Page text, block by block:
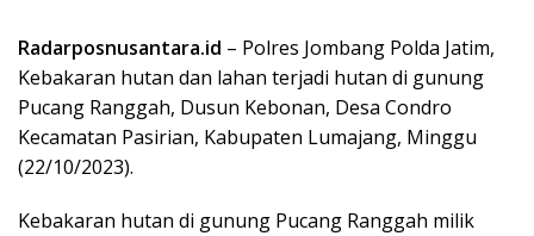
Radarposnusantara.id – Polres Jombang Polda Jatim,
Kebakaran hutan dan lahan terjadi hutan di gunung
Pucang Ranggah, Dusun Kebonan, Desa Condro
Kecamatan Pasirian, Kabupaten Lumajang, Minggu
(22/10/2023).
Kebakaran hutan di gunung Pucang Ranggah milik